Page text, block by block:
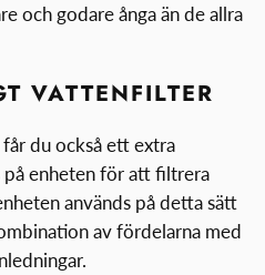
och godare ånga än de allra
VATTENFILTER
du också ett extra
enheten för att filtrera
används på detta sätt
av fördelarna med